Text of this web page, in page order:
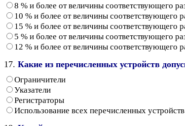
8 % и более от величины соответствующего
10 % и более от величины соответствующего
15 % и более от величины соответствующего
5 % и более от величины соответствующего
12 % и более от величины соответствующего
17. Какие из перечисленных устройств
Ограничители
Указатели
Регистраторы
Использование всех перечисленных